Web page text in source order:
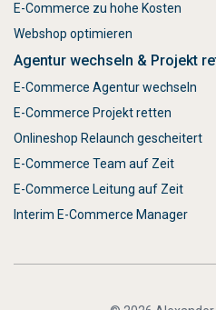
E-Commerce zu hohe Kosten
Webshop optimieren
Agentur wechseln & Projekt
E-Commerce Agentur wechseln
E-Commerce Projekt retten
Onlineshop Relaunch gescheitert
E-Commerce Team auf Zeit
E-Commerce Leitung auf Zeit
Interim E-Commerce Manager